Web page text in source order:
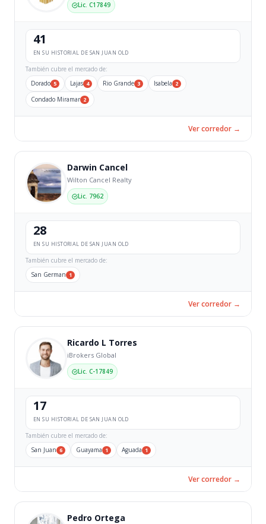
Lic. C17849
41
EN SU HISTORIAL DE SAN JUAN OLD
También cubre el mercado de:
Dorado 5 Lajas 4 Rio Grande 3 Isabela 2
Condado Miramar 2
Ver corredor →
Darwin Cancel
Wilton Cancel Realty
Lic. 7962
28
EN SU HISTORIAL DE SAN JUAN OLD
También cubre el mercado de:
San German 1
Ver corredor →
Ricardo L Torres
iBrokers Global
Lic. C-17849
17
EN SU HISTORIAL DE SAN JUAN OLD
También cubre el mercado de:
San Juan 6 Guayama 1 Aguada 1
Ver corredor →
Pedro Ortega